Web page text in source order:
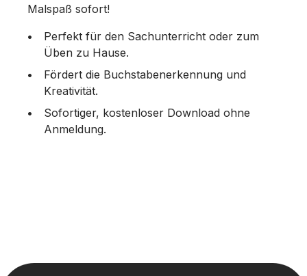
Malspaß sofort!
Perfekt für den Sachunterricht oder zum
Üben zu Hause.
Fördert die Buchstabenerkennung und
Kreativität.
Sofortiger, kostenloser Download ohne
Anmeldung.